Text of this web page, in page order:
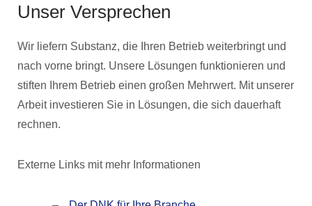
Unser Versprechen
Wir liefern Substanz, die Ihren Betrieb weiterbringt und
nach vorne bringt. Unsere Lösungen funktionieren und
stiften Ihrem Betrieb einen großen Mehrwert. Mit unserer
Arbeit investieren Sie in Lösungen, die sich dauerhaft
rechnen.
Externe Links mit mehr Informationen